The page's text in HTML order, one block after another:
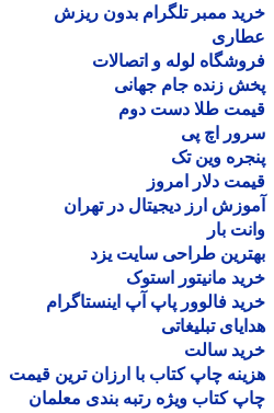
ممبر تلگرام بدون ریزش
لوله و اتصالات
زنده جام جهانی
طلا دست دوم
اچ پی
وین تک
دلار امروز
ارز دیجیتال در تهران
بار
طراحی سایت یزد
مانیتور استوک
فالوور پاپ آپ اینستاگرام
تبلیغاتی
سالت
چاپ کتاب با ارزان ترین قیمت
کتاب ویژه رتبه بندی معلمان